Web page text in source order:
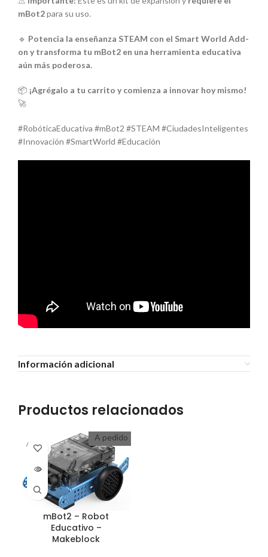
mBot2para su uso.
🔹 Potencia la enseñanza STEAM con el Smart World Add-
on y transforma tu mBot2 en una herramienta educativa
aún más poderosa.
📦 ¡Agrégalo a tu carrito y comienza a innovar hoy mismo!
🚀
#RobóticaEducativa #mBot2 #STEAM #CiudadesInteligentes
#Innovación #SmartWorld #Educación
Información adicional
Productos relacionados
A PEDI
DO
A pedido
mBot2 – Robot
Educativo –
Makeblock